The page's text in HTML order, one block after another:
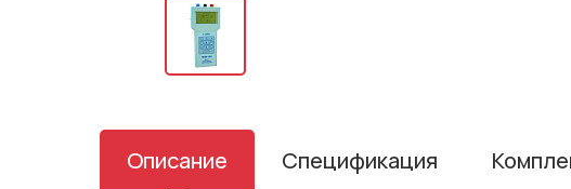
Описание Спецификация